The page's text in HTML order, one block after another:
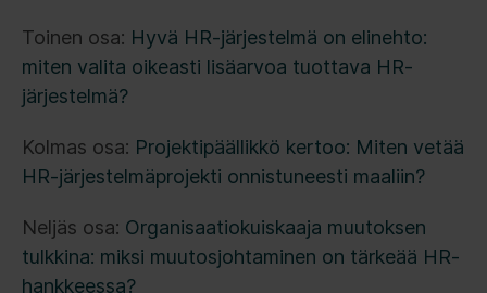
Toinen osa: Hyvä HR-järjestelmä on elinehto:
miten valita oikeasti lisäarvoa tuottava HR-
järjestelmä?
Kolmas osa: Projektipäällikkö kertoo: Miten vetää
HR-järjestelmäprojekti onnistuneesti maaliin?
Neljäs osa: Organisaatiokuiskaaja muutoksen
tulkkina: miksi muutosjohtaminen on tärkeää HR-
hankkeessa?